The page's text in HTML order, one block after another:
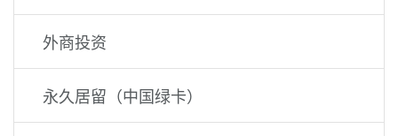
外商投资
永久居留（中国绿卡）